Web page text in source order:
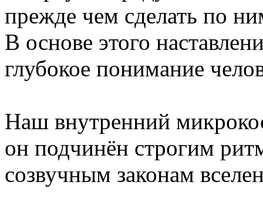
прежде чем сделать по
В основе этого
глубокое понимание
Наш внутренний
он подчинён строгим
созвучным законам